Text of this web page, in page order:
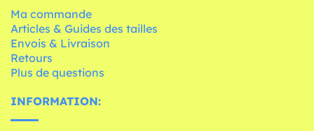
Ma commande
Articles & Guides des tailles
Envois & Livraison
Retours
Plus de questions
INFORMATION: